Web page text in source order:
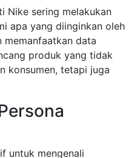
Nike sering melakukan
apa yang diinginkan oleh
memanfaatkan data
produk yang tidak
konsumen, tetapi juga
untuk mengenali